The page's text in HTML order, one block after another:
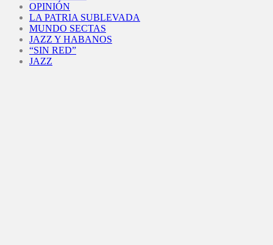
OPINIÓN
LA PATRIA SUBLEVADA
MUNDO SECTAS
JAZZ Y HABANOS
“SIN RED”
JAZZ